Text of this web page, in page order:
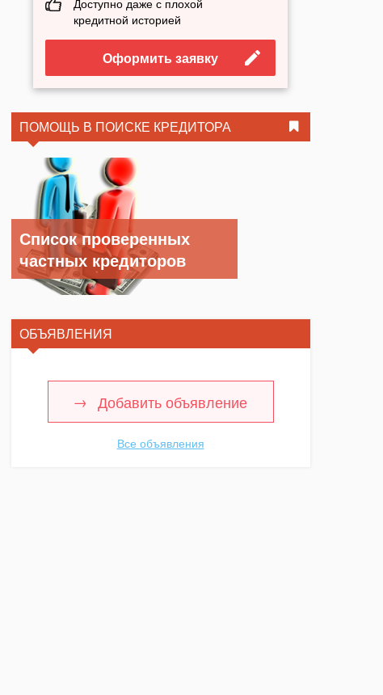
Доступно даже с плохой
кредитной историей
Оформить заявку
ПОМОЩЬ В ПОИСКЕ КРЕДИТОРА
Список проверенных
частных кредиторов
ОБЪЯВЛЕНИЯ
Добавить объявление
Все объявления